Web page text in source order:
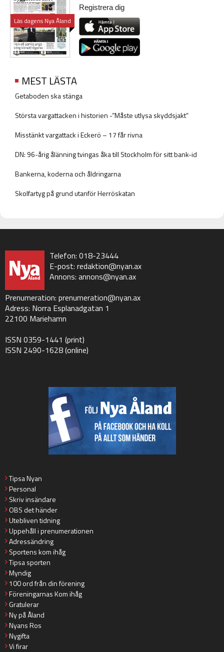
Läs dagens Nya Åland
Registrera dig
MEST LÄSTA
Getaboden ska stänga
Största vargattacken i historien -”Måste utlysa skyddsjakt”
Misstänkt vargattack i Eckerö – 17 får rivna
DN: 96-årig ålänning tvingas åka till Stockholm för sitt bank-id
Bankerna, koderna och åldringarna
Skolfartyg på grund utanför Herröskatan
Telefon: 018-23444
E-post: redaktion@nyan.ax
Annons: annons@nyan.ax
Prenumeration: prenumeration@nyan.ax
Adress: Norra Esplanadgatan 1
22100 Mariehamn
ISSN 0359-1441 (print)
ISSN 2490-1628 (online)
Tipsa Nyan
Personal
Skriv insändare
OBS det händer
Utebliven tidning
Uppehåll i prenumerationen
Adressändring
Sportens kom ihåg
Tipsa sporten
Myndig
100 ord från din förening
Föreningarnas Kom ihåg
Gratulerar
Ny på Åland
Nyans Ros
Nygifta
Vi firar